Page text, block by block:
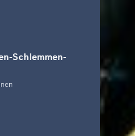
Schlemmen-